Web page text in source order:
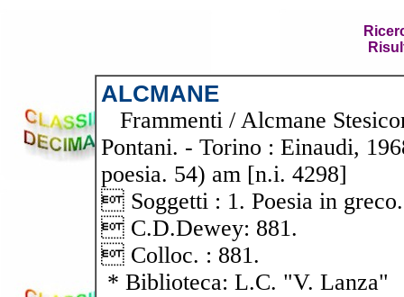
ALCMANE
Frammenti / Alcmane
Pontani. - Torino : Einaudi,
poesia. 54) am [n.i. 4298]
 Soggetti : 1. Poesia in greco.
 C.D.Dewey: 881.
 Colloc. : 881.
* Biblioteca: L.C. "V. Lanza"